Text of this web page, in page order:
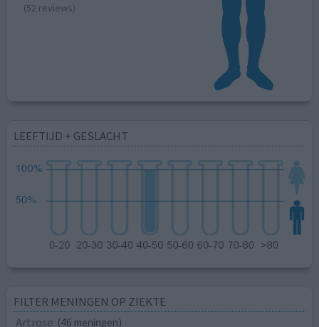
(52 reviews)
LEEFTIJD + GESLACHT
FILTER MENINGEN OP ZIEKTE
Artrose (46 meningen)